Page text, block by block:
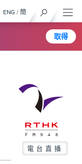
取得
ENG / 簡
電台直播